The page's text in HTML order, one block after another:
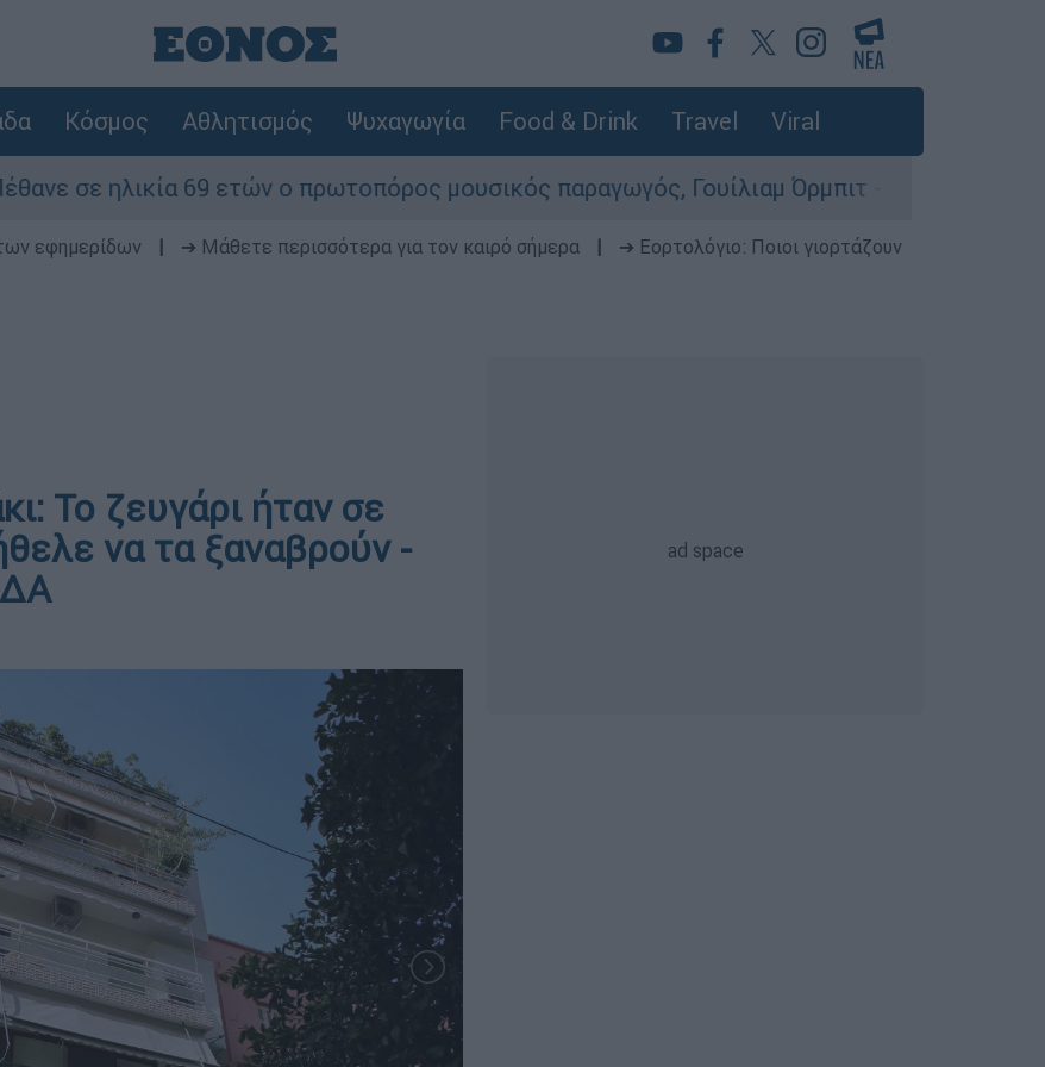
Κόσμος Αθλητισμός Ψυχαγωγία Food & Drink Travel Viral
69 ετών ο πρωτοπόρος μουσικός παραγωγός, Γουίλιαμ Όρμπιτ - Η καθοριστική συμβολή
εφημερίδων ➔ Μάθετε περισσότερα για τον καιρό σήμερα
➔ Εορτολόγιο: Ποιοι γιορτάζουν
Το ζευγάρι ήταν σε
να τα ξαναβρούν -